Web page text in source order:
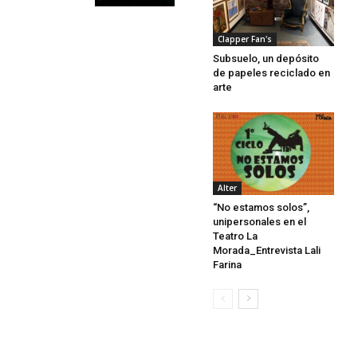
Clapper Fan's
Subsuelo, un depósito
de papeles reciclado en
arte
Alter
“No estamos solos”,
unipersonales en el
Teatro La
Morada_Entrevista Lali
Farina